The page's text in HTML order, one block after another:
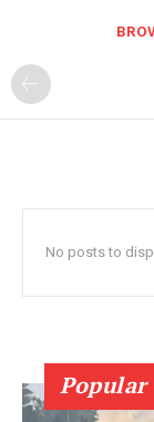
No posts to
Popular